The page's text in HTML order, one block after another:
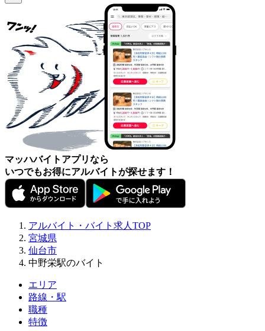
マッハバイトアプリなら
いつでもお得にアルバイトが探せます！
アルバイト・バイト求人TOP
宮城県
仙台市
中野栄駅のバイト
エリア
路線・駅
職種
特徴